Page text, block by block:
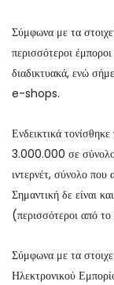
Σύμφωνα με τα
περισσότεροι
διαδικτυακά, ενώ
e-shops.
Ενδεικτικά
3.000.000 σε
ιντερνέτ, σύνολο
Σημαντική δε είναι
(περισσότεροι από
Σύμφωνα με τα
Ηλεκτρονικού